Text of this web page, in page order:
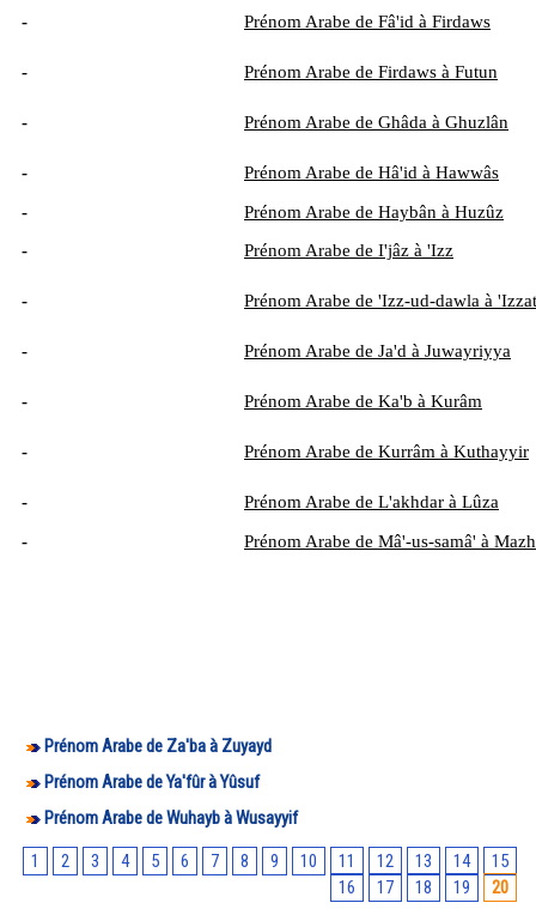
- Prénom Arabe de Fâ'id à Firdaws
- Prénom Arabe de Firdaws à Futun
- Prénom Arabe de Ghâda à Ghuzlân
- Prénom Arabe de Hâ'id à Hawwâs
-
Prénom Arabe de Haybân à Huzûz
-
Prénom Arabe de I'jâz à 'Izz
- Prénom Arabe de 'Izz-ud-dawla à 'Izzat
- Prénom Arabe de Ja'd à Juwayriyya
- Prénom Arabe de Ka'b à Kurâm
- Prénom Arabe de Kurrâm à Kuthayyir
- Prénom Arabe de L'akhdar à Lûza
- Prénom Arabe de Mâ'-us-samâ' à
Prénom Arabe de Za'ba à Zuyayd
Prénom Arabe de Ya'fûr à Yûsuf
Prénom Arabe de Wuhayb à Wusayyif
1
2 3 4 5 6 7 8 9 10 11 12 13 14
15
16
17 18 19 20